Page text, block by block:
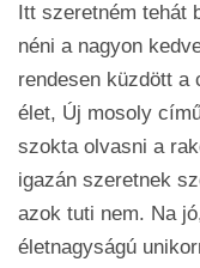
Itt szeretném tehát
néni a nagyon
rendesen küzdött a
élet, Új mosoly
szokta olvasni a
igazán szeretnek
azok tuti nem. Na
életnagyságú